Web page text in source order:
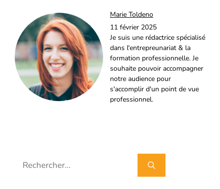
Marie Toldeno
11 février 2025
Je suis une rédactrice spécialisé
dans l'entrepreunariat & la
formation professionnelle. Je
souhaite pouvoir accompagner
notre audience pour
s'accomplir d'un point de vue
professionnel.
Rechercher :